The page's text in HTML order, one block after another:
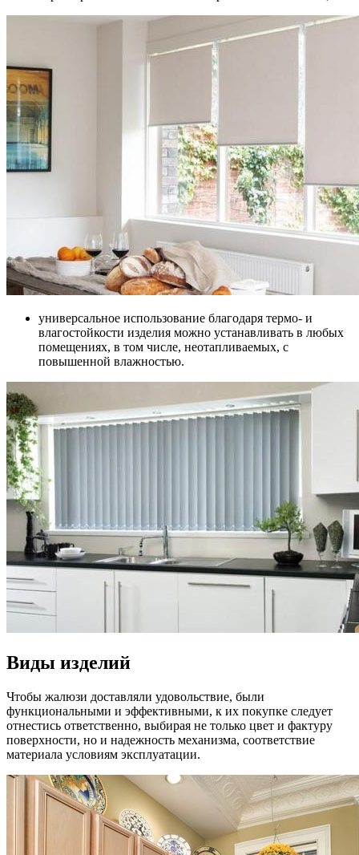
универсальное использование благодаря термо- и
влагостойкости изделия можно устанавливать в любых
помещениях, в том числе, неотапливаемых, с
повышенной влажностью.
Виды изделий
Чтобы жалюзи доставляли удовольствие, были
функциональными и эффективными, к их покупке следует
отнестись ответственно, выбирая не только цвет и фактуру
поверхности, но и надежность механизма, соответствие
материала условиям эксплуатации.